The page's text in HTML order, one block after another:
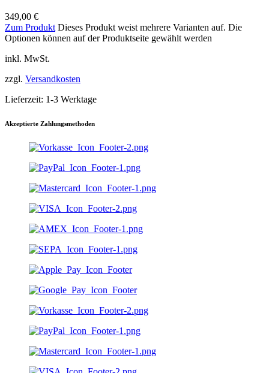
349,00 €
Zum Produkt Dieses Produkt weist mehrere Varianten auf. Die
Optionen können auf der Produktseite gewählt werden
inkl. MwSt.
zzgl. Versandkosten
Lieferzeit: 1-3 Werktage
Akzeptierte Zahlungsmethoden